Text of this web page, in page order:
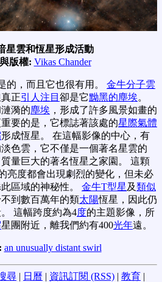
星雲和恆星形成活動
版權: Vikas Chander
的，而且它也很有用。 金牛分子雲
正引人注目 卻是它黝黑的塵埃。
漪的塵埃 ，形成了許多風景如畫的
重要的是，它標誌著該處的星際氣體
形成恆星。 在這幅影像的中心，有
色雲，它不僅是一個著名星雲的
量巨大的著名恆星之家園。 這顆
亮度都會出現劇烈的變化，但未必
區域的神秘性。 金牛T型星 及類似
到數百萬年的類太陽恆星，因此仍
這幅跨度約為4度的主題影像，所
星團附近，離我們約有400光年遠。
an unusually distant swirl
尋 | 日曆 | 資訊訂閱 (RSS) | 教育 |